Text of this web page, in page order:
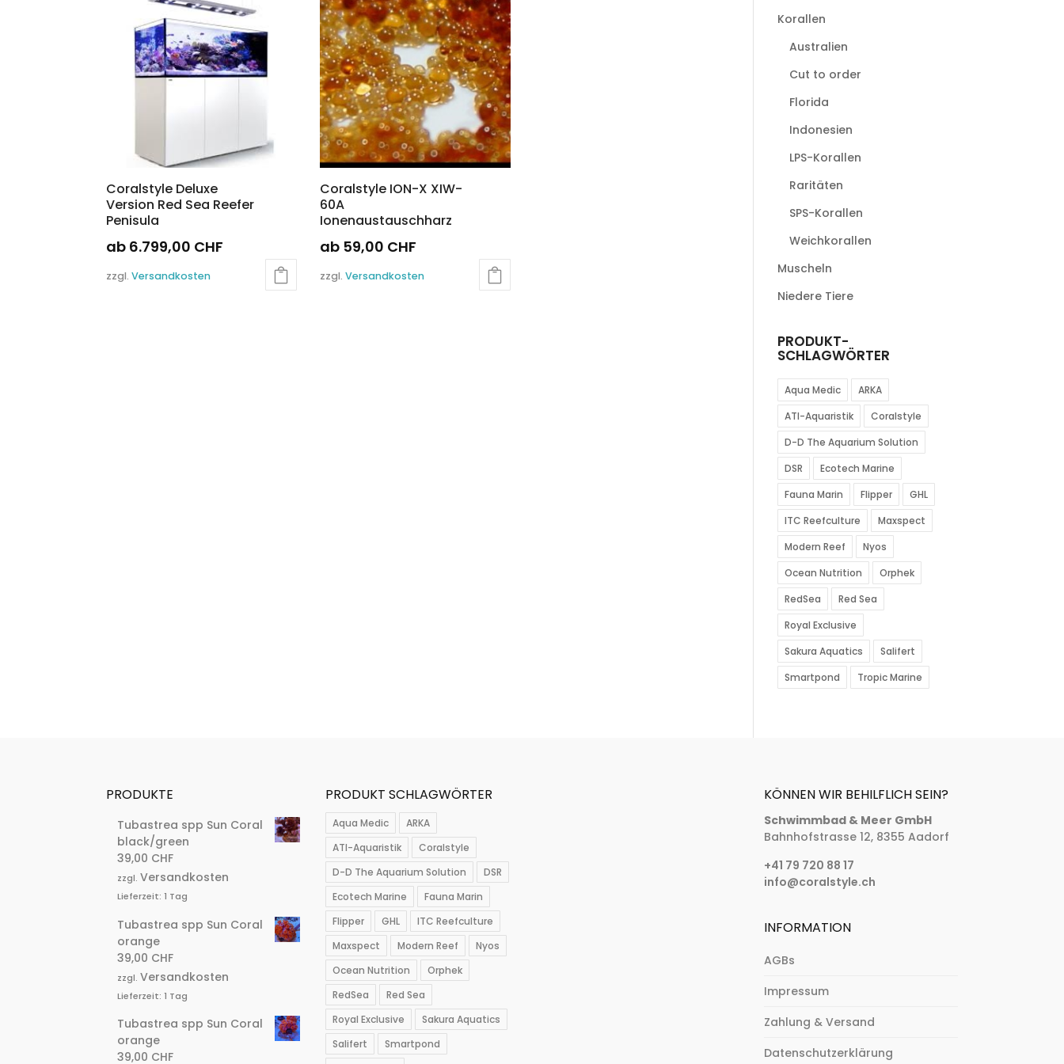
Die
Optionen
können
auf
der
Produktseite
gewählt
werden
Coralstyle Deluxe
Version Red Sea Reefer
Penisula
ab 6.799,00 CHF
Produkt
zzgl.Versandkosten
Coralstyle ION-X XIW-
60A
Ionenaustauschharz
ab 59,00 CHF
Produkt
zzgl.Versandkosten
Korallen
Australien
Cut to order
Florida
Indonesien
LPS-Korallen
Raritäten
SPS-Korallen
Weichkorallen
Muscheln
Niedere Tiere
PRODUKT-
SCHLAGWÖRTER
Aqua Medic
ARKA
ATI-Aquaristik
Coralstyle
D-D The Aquarium Solution
DSR
Ecotech Marine
Fauna Marin
Flipper
GHL
ITC Reefculture
Maxspect
Modern Reef
Nyos
Ocean Nutrition
Orphek
RedSea
Red Sea
Royal Exclusive
Sakura Aquatics
Salifert
Smartpond
Tropic Marine
PRODUKTE
Tubastrea spp Sun Coral
black/green
39,00 CHF
zzgl.Versandkosten
Lieferzeit:1 Tag
Tubastrea spp Sun Coral
orange
39,00 CHF
zzgl.Versandkosten
Lieferzeit:1 Tag
Tubastrea spp Sun Coral
orange
39,00 CHF
PRODUKT SCHLAGWÖRTER
Aqua Medic
ARKA
ATI-Aquaristik
Coralstyle
D-D The Aquarium Solution
DSR
Ecotech Marine
Fauna Marin
Flipper
GHL
ITC Reefculture
Maxspect
Modern Reef
Nyos
Ocean Nutrition
Orphek
RedSea
Red Sea
Royal Exclusive
Sakura Aquatics
Salifert
Smartpond
KÖNNEN WIR BEHILFLICH SEIN?
Schwimmbad & Meer GmbH
Bahnhofstrasse 12, 8355 Aadorf
+41 79 720 88 17
info@coralstyle.ch
INFORMATION
AGBs
Impressum
Zahlung & Versand
Datenschutzerklärung